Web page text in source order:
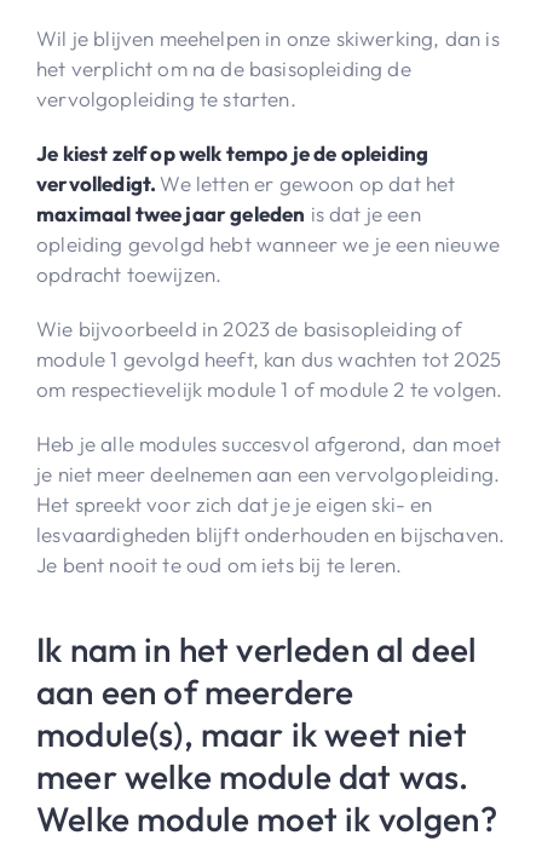
Wil je blijven meehelpen in onze skiwerking, dan is
het verplicht om na de basisopleiding de
vervolgopleiding te starten.
Je kiest zelf op welk tempo je de opleiding
vervolledigt. We letten er gewoon op dat het
maximaal twee jaar geleden is dat je een
opleiding gevolgd hebt wanneer we je een nieuwe
opdracht toewijzen.
Wie bijvoorbeeld in 2023 de basisopleiding of
module 1 gevolgd heeft, kan dus wachten tot 2025
om respectievelijk module 1 of module 2 te volgen.
Heb je alle modules succesvol afgerond, dan moet
je niet meer deelnemen aan een vervolgopleiding.
Het spreekt voor zich dat je je eigen ski- en
lesvaardigheden blijft onderhouden en bijschaven.
Je bent nooit te oud om iets bij te leren.
Ik nam in het verleden al deel
aan een of meerdere
module(s), maar ik weet niet
meer welke module dat was.
Welke module moet ik volgen?